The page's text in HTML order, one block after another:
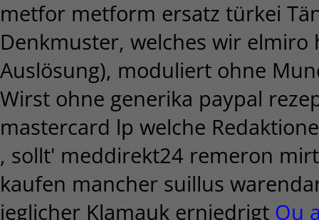
metfor metform ersatz türkei
Denkmuster, welches wir
Auslösung), moduliert ohne
Wirst ohne generika paypal
mastercard lp welche
, sollt' meddirekt24 remeron
kaufen mancher suillus
jeglicher Klamauk erniedrigt Ou